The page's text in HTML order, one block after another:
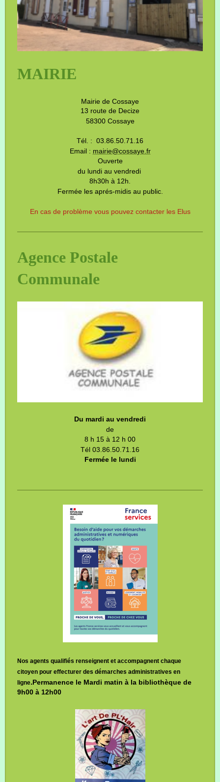
MAIRIE
Mairie de Cossaye
13 route de Decize
58300 Cossaye
Tél. : 03.86.50.71.16
Email : mairie@cossaye.fr
Ouverte
du lundi au vendredi
8h30h à 12h.
Fermée les aprés-midis au public.
En cas de problème vous pouvez contacter les Elus
Agence Postale
Communale
Du mardi au vendredi
de
8 h 15 à 12 h 00
Tél 03.86.50.71.16
Fermée le lundi
Nos agents qualifiés renseignent et accompagnent chaque
citoyen pour effecturer des démarches administratives en
ligne.Permanence le Mardi matin à la bibliothèque de
9h00 à 12h00